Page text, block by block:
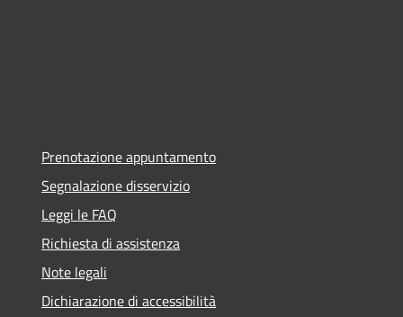
Prenotazione appuntamento
Segnalazione disservizio
Leggi le FAQ
Richiesta di assistenza
Note legali
Dichiarazione di accessibilità